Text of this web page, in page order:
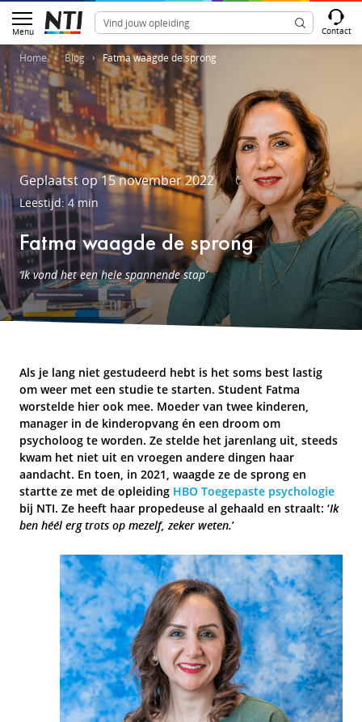
Menu Contact
Home Blog Fatma waagde de sprong
Geplaatst op 15 november 2022
Leestijd: 4 min
Fatma waagde de sprong
‘Ik vond het een hele spannende stap’
Als je lang niet gestudeerd hebt is het soms best lastig
om weer met een studie te starten. Student Fatma
worstelde hier ook mee. Moeder van twee kinderen,
manager in de kinderopvang én een droom om
psycholoog te worden. Ze stelde het jarenlang uit, steeds
kwam het niet uit en vroegen andere dingen haar
aandacht. En toen, in 2021, waagde ze de sprong en
startte ze met de opleiding HBO Toegepaste psychologie
bij NTI. Ze heeft haar propedeuse al gehaald en straalt: ‘Ik
ben héél erg trots op mezelf, zeker weten.’